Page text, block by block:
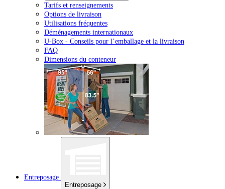
Tarifs et renseignements
Options de livraison
Utilisations fréquentes
Déménagements internationaux
U-Box - Conseils pour l’emballage et la livraison
FAQ
Dimensions du conteneur
Entreposage
Entreposage